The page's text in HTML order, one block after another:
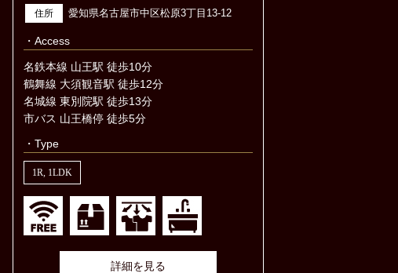
住所 愛知県名古屋市中区松原3丁目13-12
・Access
名鉄本線 山王駅 徒歩10分
鶴舞線 大須観音駅 徒歩12分
名城線 東別院駅 徒歩13分
市バス 山王橋停 徒歩5分
・Type
1R, 1LDK
詳細を見る